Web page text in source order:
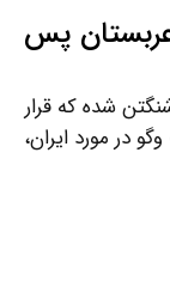
عربستان پس
شده که قرار
در مورد ایران،